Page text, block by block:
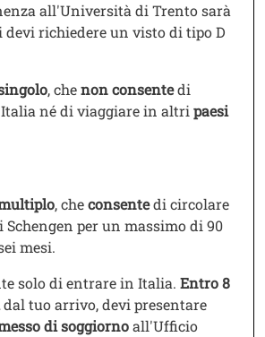
all'Università di Trento sarà
richiedere un visto di tipo D
, chenon consentedi
né di viaggiare in altri paesi
, checonsentedi circolare
per un massimo di 90
mesi.
solo di entrare in Italia. Entro 8
dal tuo arrivo, devi presentare
di soggiornoall'Ufficio